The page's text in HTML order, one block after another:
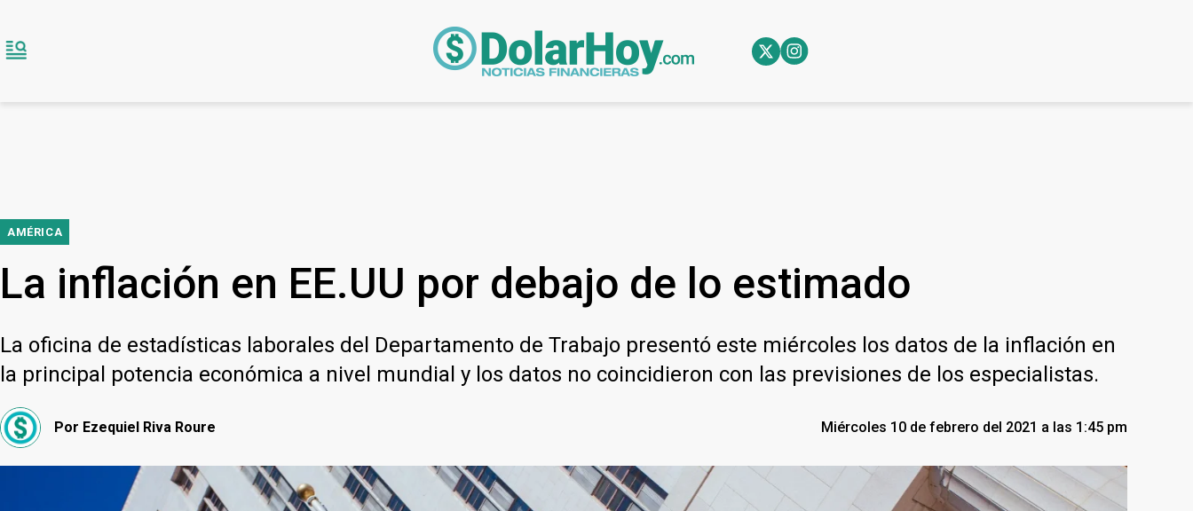
AMÉRICA
La inflación en EE.UU por debajo de lo estimado
La oficina de estadísticas laborales del Departamento de Trabajo presentó este miércoles los datos de la inflación en
la principal potencia económica a nivel mundial y los datos no coincidieron con las previsiones de los especialistas.
Por Ezequiel Riva Roure Miércoles 10 de febrero del 2021 a las 1:45 pm